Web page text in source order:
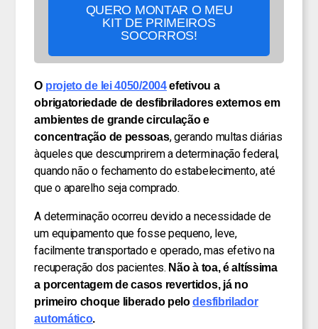
QUERO MONTAR O MEU
KIT DE PRIMEIROS
SOCORROS!
O projeto de lei 4050/2004efetivou a
obrigatoriedade de desfibriladores externos em
ambientes de grande circulação e
concentração de pessoas, gerando multas diárias
àqueles que descumprirem a determinação federal,
quando não o fechamento do estabelecimento, até
que o aparelho seja comprado.
A determinação ocorreu devido a necessidade de
um equipamento que fosse pequeno, leve,
facilmente transportado e operado, mas efetivo na
recuperação dos pacientes. Não à toa, é altíssima
a porcentagem de casos revertidos, já no
primeiro choque liberado pelodesfibrilador
automático.